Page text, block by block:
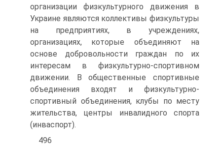
организации физкультурного движения в
Украине являются коллективы физкультуры
на предприятиях, в учреждениях,
организациях, которые объединяют на
основе добровольности граждан по их
интересам в физкультурно-спортивном
движении. В общественные спортивные
объединения входят и физкультурно-
спортивный объединения, клубы по месту
жительства, центры инвалидного спорта
(инваспорт).
496